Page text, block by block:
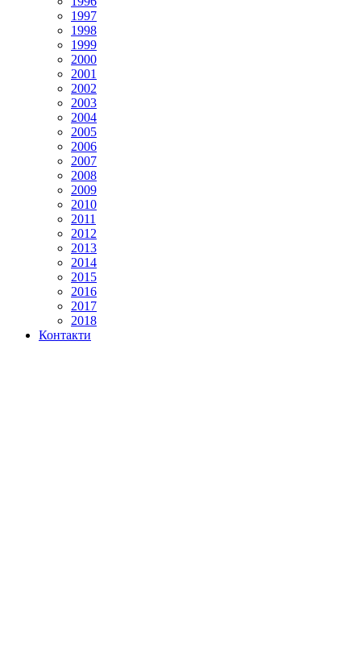
1997
1998
1999
2000
2001
2002
2003
2004
2005
2006
2007
2008
2009
2010
2011
2012
2013
2014
2015
2016
2017
2018
Контакти